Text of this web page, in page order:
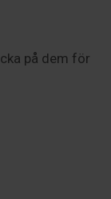
på dem för